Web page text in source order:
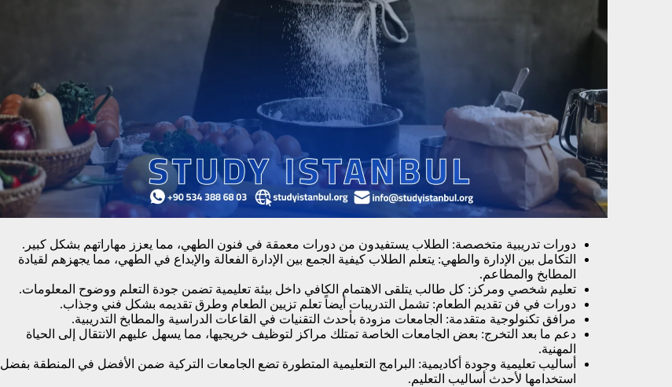
دورات تدريبية متخصصة: الطلاب يستفيدون من دورات معمقة في فنون الطهي، مما يعزز مهاراتهم بشكل كبير.
التكامل بين الإدارة والطهي: يتعلم الطلاب كيفية الجمع بين الإدارة الفعالة والإبداع في الطهي، مما يجهزهم لقيادة
المطابخ والمطاعم.
تعليم شخصي ومركز: كل طالب يتلقى الاهتمام الكافي داخل بيئة تعليمية تضمن جودة التعلم ووضوح المعلومات.
دورات في فن تقديم الطعام: تشمل التدريبات أيضاً تعلم تزيين الطعام وطرق تقديمه بشكل فني وجذاب.
مرافق تكنولوجية متقدمة: الجامعات مزودة بأحدث التقنيات في القاعات الدراسية والمطابخ التدريبية.
دعم ما بعد التخرج: بعض الجامعات الخاصة تمتلك مراكز لتوظيف خريجيها، مما يسهل عليهم الانتقال إلى الحياة
المهنية.
أساليب تعليمية وجودة أكاديمية: البرامج التعليمية المتطورة تضع الجامعات التركية ضمن الأفضل في المنطقة بفضل
استخدامها لأحدث أساليب التعليم.